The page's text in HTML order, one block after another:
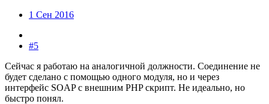
1 Сен 2016
#5
Сейчас я работаю на аналогичной должности. Соединение не
будет сделано с помощью одного модуля, но и через
интерфейс SOAP с внешним PHP скрипт. Не идеально, но
быстро понял.